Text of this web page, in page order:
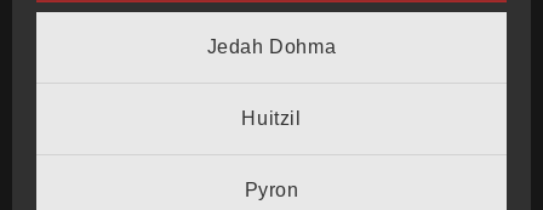
GALERÍAS
Jedah Dohma
Huitzil
Pyron